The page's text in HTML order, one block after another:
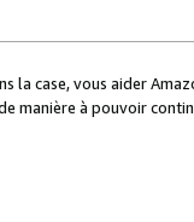
la case, vous aider
manière à pouvoir